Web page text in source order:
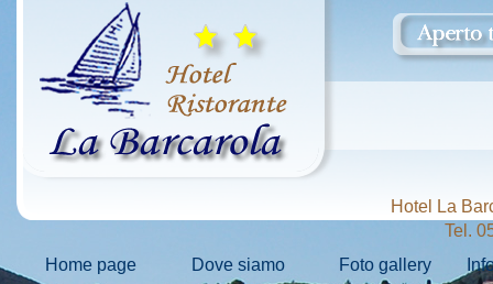
Hotel La
Tel.
Home page
Dove siamo Foto gallery